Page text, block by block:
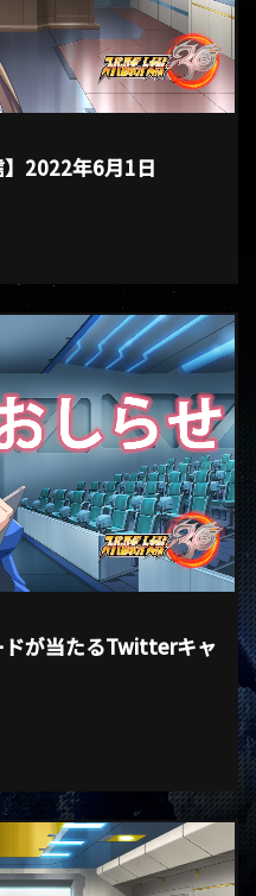
】2022年6月1日
が当たるTwitterキャ